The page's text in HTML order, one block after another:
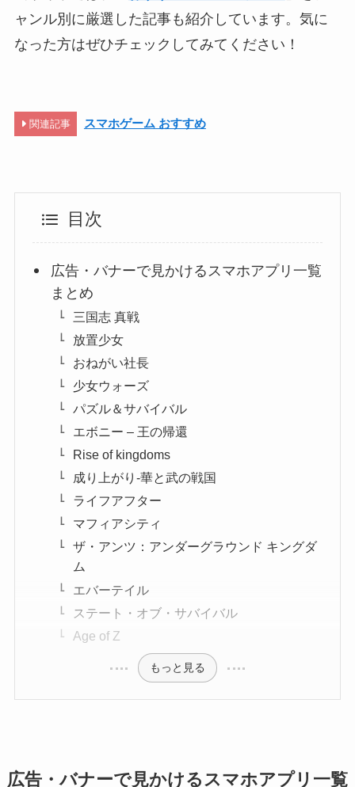
ャンル別に厳選した記事も紹介しています。気に
なった方はぜひチェックしてみてください！
関連記事 スマホゲーム おすすめ
目次
広告・バナーで見かけるスマホアプリ一覧
まとめ
三国志 真戦
放置少女
おねがい社長
少女ウォーズ
パズル＆サバイバル
エボニー – 王の帰還
Rise of kingdoms
成り上がり-華と武の戦国
ライフアフター
マフィアシティ
ザ・アンツ：アンダーグラウンド キングダ
ム
エバーテイル
ステート・オブ・サバイバル
Age of Z
もっと見る
広告・バナーで見かけるスマホアプリ一覧